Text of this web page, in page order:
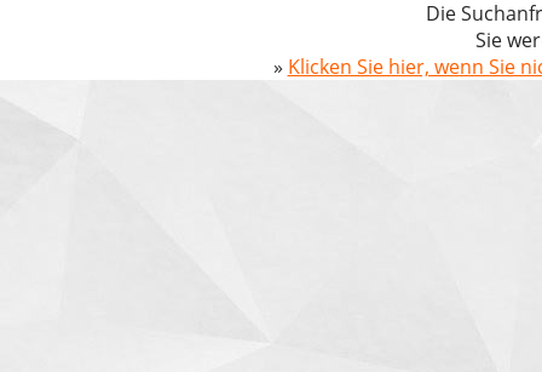
Die
Sie
» Klicken Sie hier, wenn Sie